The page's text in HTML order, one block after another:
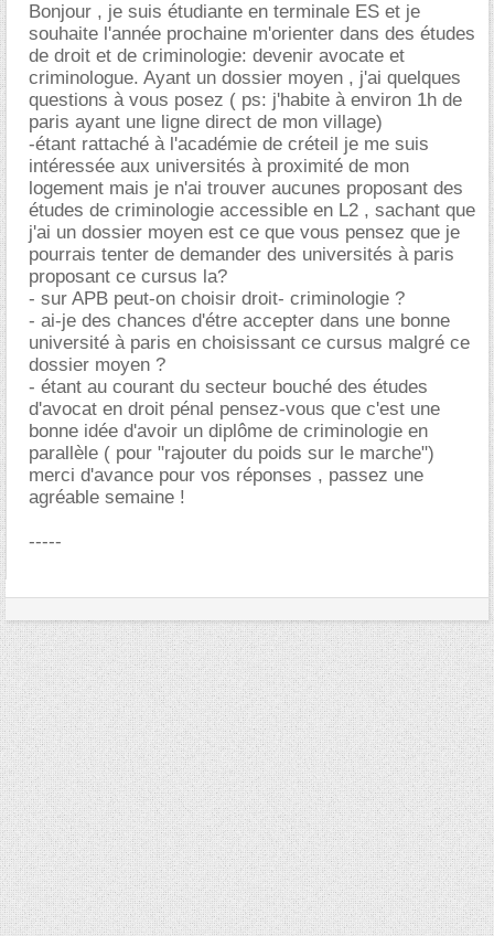
Bonjour , je suis étudiante en terminale ES et je
souhaite l'année prochaine m'orienter dans des études
de droit et de criminologie: devenir avocate et
criminologue. Ayant un dossier moyen , j'ai quelques
questions à vous posez ( ps: j'habite à environ 1h de
paris ayant une ligne direct de mon village)
-étant rattaché à l'académie de créteil je me suis
intéressée aux universités à proximité de mon
logement mais je n'ai trouver aucunes proposant des
études de criminologie accessible en L2 , sachant que
j'ai un dossier moyen est ce que vous pensez que je
pourrais tenter de demander des universités à paris
proposant ce cursus la?
- sur APB peut-on choisir droit- criminologie ?
- ai-je des chances d'étre accepter dans une bonne
université à paris en choisissant ce cursus malgré ce
dossier moyen ?
- étant au courant du secteur bouché des études
d'avocat en droit pénal pensez-vous que c'est une
bonne idée d'avoir un diplôme de criminologie en
parallèle ( pour "rajouter du poids sur le marche")
merci d'avance pour vos réponses , passez une
agréable semaine !
-----